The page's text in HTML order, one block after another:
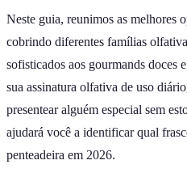
Neste guia, reunimos as melhores
cobrindo diferentes famílias
sofisticados aos gourmands doces
sua assinatura olfativa de uso
presentear alguém especial sem
ajudará você a identificar qual
penteadeira em 2026.